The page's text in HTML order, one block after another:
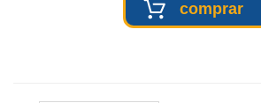
comprar